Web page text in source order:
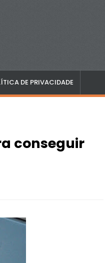
DE PRIVACIDADE
conseguir